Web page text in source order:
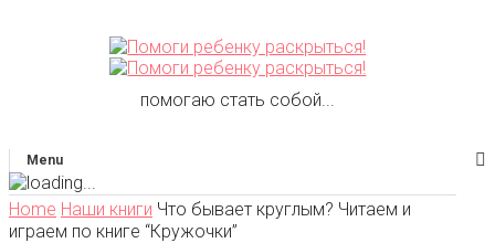
помогаю стать собой...
Menu
Home Наши книги Что бывает круглым? Читаем и
играем по книге “Кружочки”